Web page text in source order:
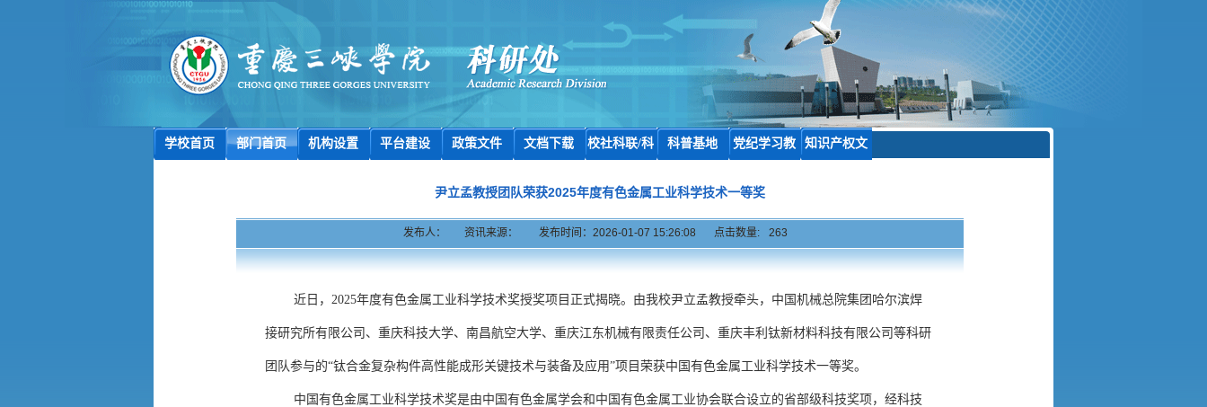
学校首页 部门首页 机构设置 平台建设 政策文件 文档下载 校社科联/科 科普基地 党纪学习教 知识产权文
尹立孟教授团队荣获2025年度有色金属工业科学技术一等奖
发布人： 资讯来源： 发布时间：2026-01-07 15:26:08 点击数量: 263
近日，2025年度有色金属工业科学技术奖授奖项目正式揭晓。由我校尹立孟教授牵头，中国机械总院集团哈尔滨焊
接研究所有限公司、重庆科技大学、南昌航空大学、重庆江东机械有限责任公司、重庆丰利钛新材料科技有限公司等科研
团队参与的“钛合金复杂构件高性能成形关键技术与装备及应用”项目荣获中国有色金属工业科学技术一等奖。
中国有色金属工业科学技术奖是由中国有色金属学会和中国有色金属工业协会联合设立的省部级科技奖项，经科技